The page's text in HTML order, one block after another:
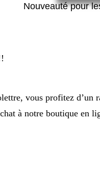
Nouveauté pour
vous profitez d’un
à notre boutique en